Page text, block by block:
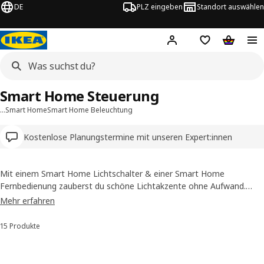
DE PLZ eingeben Standort auswählen
Hej! Hier einloggen
Merkzettel
…Smart HomeSmart Home Beleuchtung
Kostenlose Planungstermine mit unseren Expert:innen
Smart Home Steuerung
Mit einem Smart Home Lichtschalter & einer Smart Home
Fernbedienung zauberst du schöne Lichtakzente ohne Aufwand.
Hierfür kombinierst du einfach eine TRÅDFRI Fernbedienung mit
du sie ein- und ausschalten, dimmen, die Lichtfarbe ändern oder die
Mehr erfahren
Sortieren und Filtern
15 Produkte